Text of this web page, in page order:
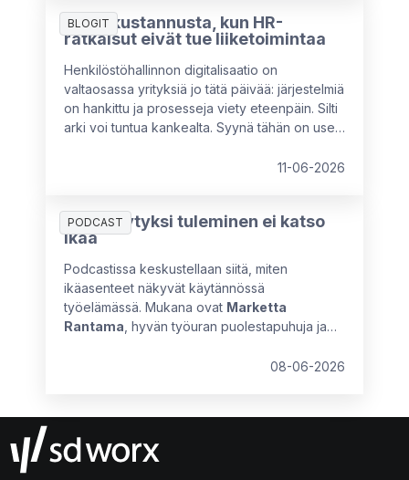
oppisimme ajattelemaan isommin.
BLOGIT
7 piilokustannusta, kun HR-
ratkaisut eivät tue liiketoimintaa
Henkilöstöhallinnon digitalisaatio on
valtaosassa yrityksiä jo tätä päivää: järjestelmiä
on hankittu ja prosesseja viety eteenpäin. Silti
arki voi tuntua kankealta. Syynä tähän on usein
organisaation nykyistä kokoa, rakennetta tai
parannuksista tai vääränlaisista, osittain
toimivista ratkaisuista.
11-06-2026
PODCAST
Hyväksytyksi tuleminen ei katso
ikää
Podcastissa keskustellaan siitä, miten
ikäasenteet näkyvät käytännössä
työelämässä. Mukana ovat Marketta
Rantama , hyvän työuran puolestapuhuja ja
08-06-2026